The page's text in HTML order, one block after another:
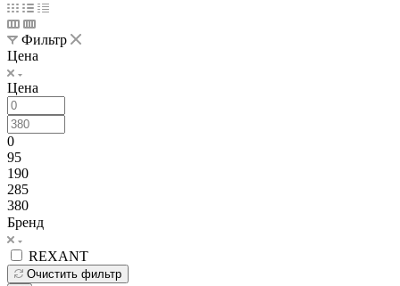
Фильтр
Цена
Цена
0
95
190
285
380
Бренд
REXANT
Очистить фильтр